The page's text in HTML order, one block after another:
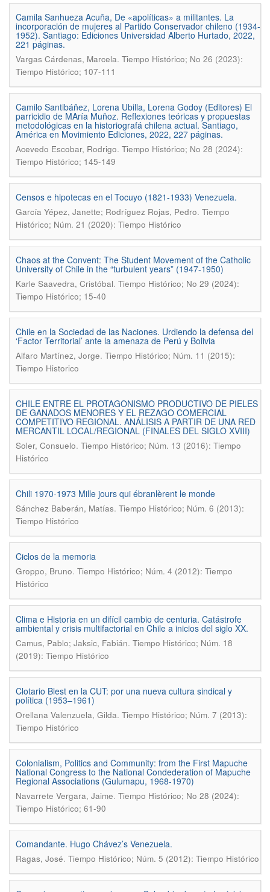
Camila Sanhueza Acuña, De «apolíticas» a militantes. La
incorporación de mujeres al Partido Conservador chileno (1934-
1952). Santiago: Ediciones Universidad Alberto Hurtado, 2022,
221 páginas.
Vargas Cárdenas, Marcela. Tiempo Histórico; No 26 (2023):
Tiempo Histórico; 107-111
Camilo Santibáñez, Lorena Ubilla, Lorena Godoy (Editores) El
parricidio de MAría Muñoz. Reflexiones teóricas y propuestas
metodológicas en la historiografá chilena actual. Santiago,
América en Movimiento Ediciones, 2022, 227 páginas.
Acevedo Escobar, Rodrigo. Tiempo Histórico; No 28 (2024):
Tiempo Histórico; 145-149
Censos e hipotecas en el Tocuyo (1821-1933) Venezuela.
García Yépez, Janette; Rodríguez Rojas, Pedro. Tiempo
Histórico; Núm. 21 (2020): Tiempo Histórico
Chaos at the Convent: The Student Movement of the Catholic
University of Chile in the “turbulent years” (1947-1950)
Karle Saavedra, Cristóbal. Tiempo Histórico; No 29 (2024):
Tiempo Histórico; 15-40
Chile en la Sociedad de las Naciones. Urdiendo la defensa del
‘Factor Territorial’ ante la amenaza de Perú y Bolivia
Alfaro Martínez, Jorge. Tiempo Histórico; Núm. 11 (2015):
Tiempo Historico
CHILE ENTRE EL PROTAGONISMO PRODUCTIVO DE PIELES
DE GANADOS MENORES Y EL REZAGO COMERCIAL
COMPETITIVO REGIONAL. ANÁLISIS A PARTIR DE UNA RED
MERCANTIL LOCAL/REGIONAL (FINALES DEL SIGLO XVIII)
Soler, Consuelo. Tiempo Histórico; Núm. 13 (2016): Tiempo
Histórico
Chili 1970-1973 Mille jours qui ébranlèrent le monde
Sánchez Baberán, Matías. Tiempo Histórico; Núm. 6 (2013):
Tiempo Histórico
Ciclos de la memoria
Groppo, Bruno. Tiempo Histórico; Núm. 4 (2012): Tiempo
Histórico
Clima e Historia en un difícil cambio de centuria. Catástrofe
ambiental y crisis multifactorial en Chile a inicios del siglo XX.
Camus, Pablo; Jaksic, Fabián. Tiempo Histórico; Núm. 18
(2019): Tiempo Histórico
Clotario Blest en la CUT: por una nueva cultura sindical y
política (1953–1961)
Orellana Valenzuela, Gilda. Tiempo Histórico; Núm. 7 (2013):
Tiempo Histórico
Colonialism, Politics and Community: from the First Mapuche
National Congress to the National Condederation of Mapuche
Regional Associations (Gulumapu, 1968-1970)
Navarrete Vergara, Jaime. Tiempo Histórico; No 28 (2024):
Tiempo Histórico; 61-90
Comandante. Hugo Chávez’s Venezuela.
Ragas, José. Tiempo Histórico; Núm. 5 (2012): Tiempo Histórico